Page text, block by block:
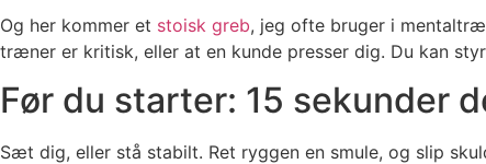
Og her kommer et stoisk greb, jeg ofte bruger i
træner er kritisk, eller at en kunde presser dig. Du kan
Før du starter: 15 sekunder
Sæt dig, eller stå stabilt. Ret ryggen en smule, og slip